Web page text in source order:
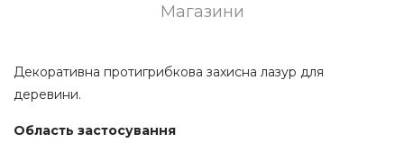
Магазини
Декоративна протигрибкова захисна лазур для
деревини.
Область застосування